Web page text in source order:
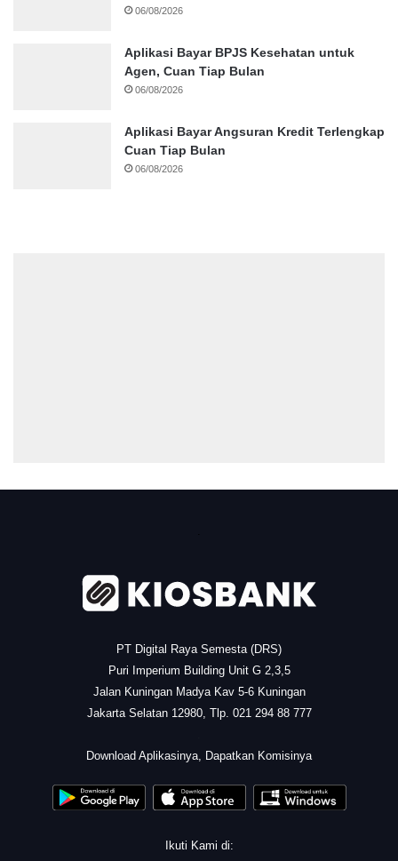
06/08/2026
Aplikasi Bayar BPJS Kesehatan untuk
Agen, Cuan Tiap Bulan
06/08/2026
Aplikasi Bayar Angsuran Kredit Terlengkap
Cuan Tiap Bulan
06/08/2026
PT Digital Raya Semesta (DRS)
Puri Imperium Building Unit G 2,3,5
Jalan Kuningan Madya Kav 5-6 Kuningan
Jakarta Selatan 12980, Tlp. 021 294 88 777
Download Aplikasinya, Dapatkan Komisinya
Ikuti Kami di: